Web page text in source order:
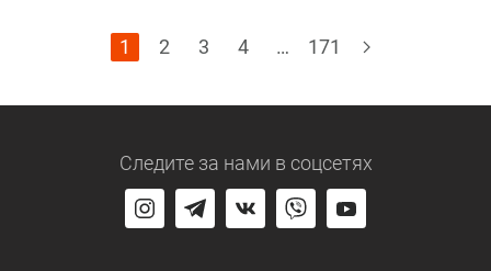
1 2 3 4 … 171
Следите за нами в соцсетях